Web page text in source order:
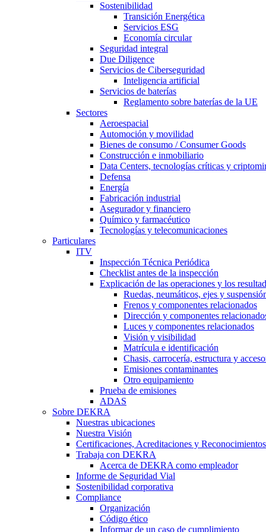
Sostenibilidad
Transición Energética
Servicios ESG
Economía circular
Seguridad integral
Due Diligence
Servicios de Ciberseguridad
Inteligencia artificial
Servicios de baterías
Reglamento sobre baterías de la UE
Sectores
Aeroespacial
Automoción y movilidad
Bienes de consumo / Consumer Goods
Construcción e inmobiliario
Data Centers, tecnologías críticas y
Defensa
Energía
Fabricación industrial
Asegurador y financiero
Químico y farmacéutico
Tecnologías y telecomunicaciones
Particulares
ITV
Inspección Técnica Periódica
Checklist antes de la inspección
Explicación de las operaciones y los
Ruedas, neumáticos, ejes y
Frenos y componentes relacionados
Dirección y componentes
Luces y componentes relacionados
Visión y visibilidad
Matrícula e identificación
Chasis, carrocería, estructura y
Emisiones contaminantes
Otro equipamiento
Prueba de emisiones
ADAS
Sobre DEKRA
Nuestras ubicaciones
Nuestra Visión
Certificaciones, Acreditaciones y Reconocimientos
Trabaja con DEKRA
Acerca de DEKRA como empleador
Informe de Seguridad Vial
Sostenibilidad corporativa
Compliance
Organización
Código ético
Informar de un caso de cumplimiento